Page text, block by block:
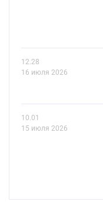
12.28
16 июля 2026
10.01
15 июля 2026